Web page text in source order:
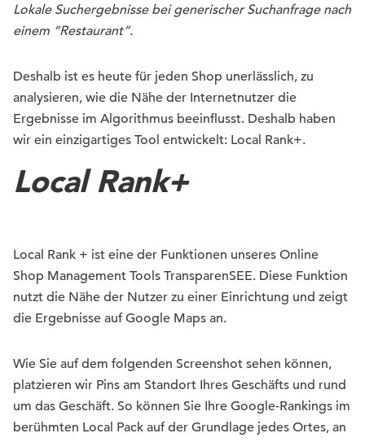
Lokale Suchergebnisse bei generischer Suchanfrage nach
einem “Restaurant”.
Deshalb ist es heute für jeden Shop unerlässlich, zu
analysieren, wie die Nähe der Internetnutzer die
Ergebnisse im Algorithmus beeinflusst. Deshalb haben
wir ein einzigartiges Tool entwickelt: Local Rank+.
Local Rank+
Local Rank + ist eine der Funktionen unseres Online
Shop Management Tools TransparenSEE. Diese Funktion
nutzt die Nähe der Nutzer zu einer Einrichtung und zeigt
die Ergebnisse auf Google Maps an.
Wie Sie auf dem folgenden Screenshot sehen können,
platzieren wir Pins am Standort Ihres Geschäfts und rund
um das Geschäft. So können Sie Ihre Google-Rankings im
berühmten Local Pack auf der Grundlage jedes Ortes, an